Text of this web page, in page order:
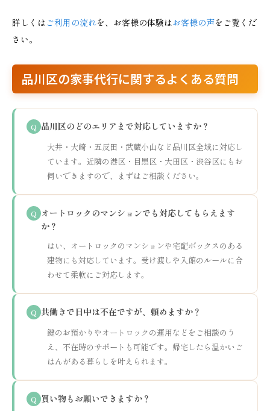
詳しくは ご利用の流れを、お客様の体験はお客様の声をご覧くだ
さい。
品川区の家事代行に関するよくある質問
Q 品川区のどのエリアまで対応していますか？
大井・大崎・五反田・武蔵小山など品川区全域に対応し
ています。近隣の港区・目黒区・大田区・渋谷区にもお
伺いできますので、まずはご相談ください。
Q オートロックのマンションでも対応してもらえます
か？
はい、オートロックのマンションや宅配ボックスのある
建物にも対応しています。受け渡しや入館のルールに合
わせて柔軟にご対応します。
Q 共働きで日中は不在ですが、頼めますか？
鍵のお預かりやオートロックの運用などをご相談のう
え、不在時のサポートも可能です。帰宅したら温かいご
はんがある暮らしを叶えられます。
Q 買い物もお願いできますか？